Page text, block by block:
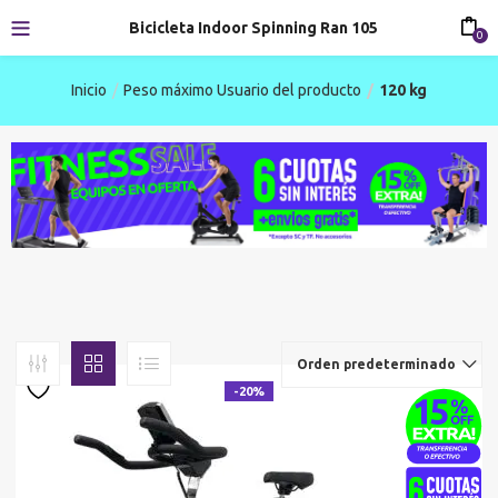
Bicicleta Indoor Spinning Ran 105 0
Inicio Peso máximo Usuario del producto 120 kg
Orden predeterminado
-20%